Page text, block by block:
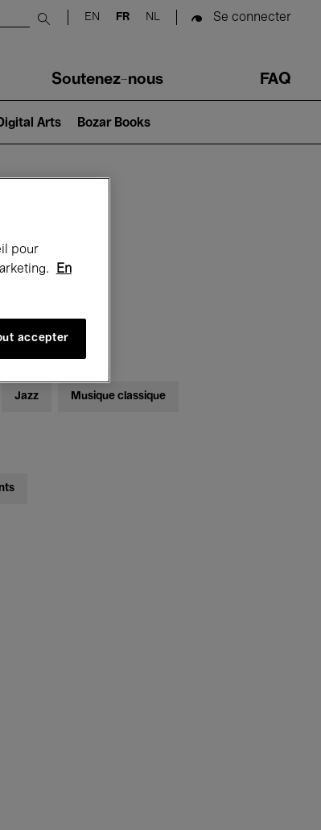
Submit search
EN FR NL Se connecter
Soutenez-nous FAQ
Arts Bozar Books
Jazz Musique classique
pour
En
accepter